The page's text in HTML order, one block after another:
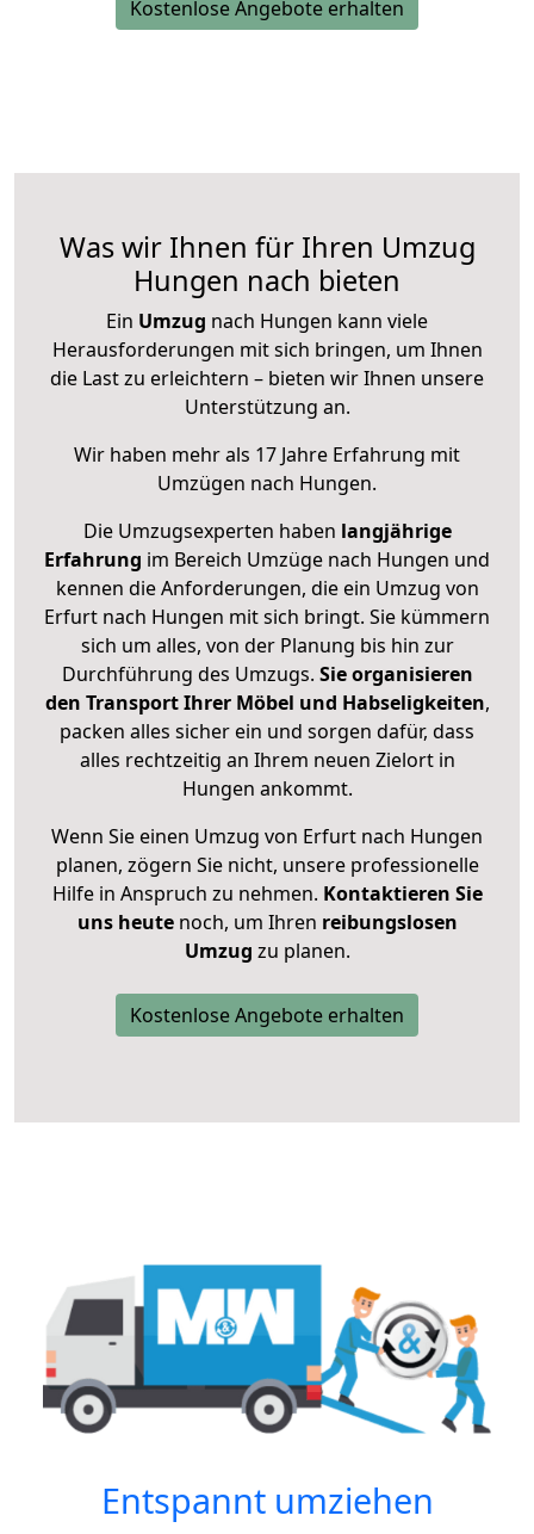
Kostenlose Angebote erhalten
Was wir Ihnen für Ihren Umzug
Hungen nach bieten
Ein Umzug nach Hungen kann viele
Herausforderungen mit sich bringen, um Ihnen
die Last zu erleichtern – bieten wir Ihnen unsere
Unterstützung an.
Wir haben mehr als 17 Jahre Erfahrung mit
Umzügen nach Hungen.
Die Umzugsexperten haben langjährige
Erfahrung im Bereich Umzüge nach Hungen und
kennen die Anforderungen, die ein Umzug von
Erfurt nach Hungen mit sich bringt. Sie kümmern
sich um alles, von der Planung bis hin zur
Durchführung des Umzugs. Sie organisieren
den Transport Ihrer Möbel und Habseligkeiten,
packen alles sicher ein und sorgen dafür, dass
alles rechtzeitig an Ihrem neuen Zielort in
Hungen ankommt.
Wenn Sie einen Umzug von Erfurt nach Hungen
planen, zögern Sie nicht, unsere professionelle
Hilfe in Anspruch zu nehmen. Kontaktieren Sie
uns heutenoch, um Ihren reibungslosen
Umzug zu planen.
Kostenlose Angebote erhalten
Entspannt umziehen